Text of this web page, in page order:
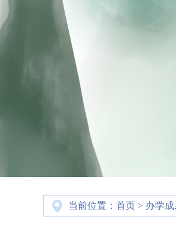
当前位置： 首页 > 办学